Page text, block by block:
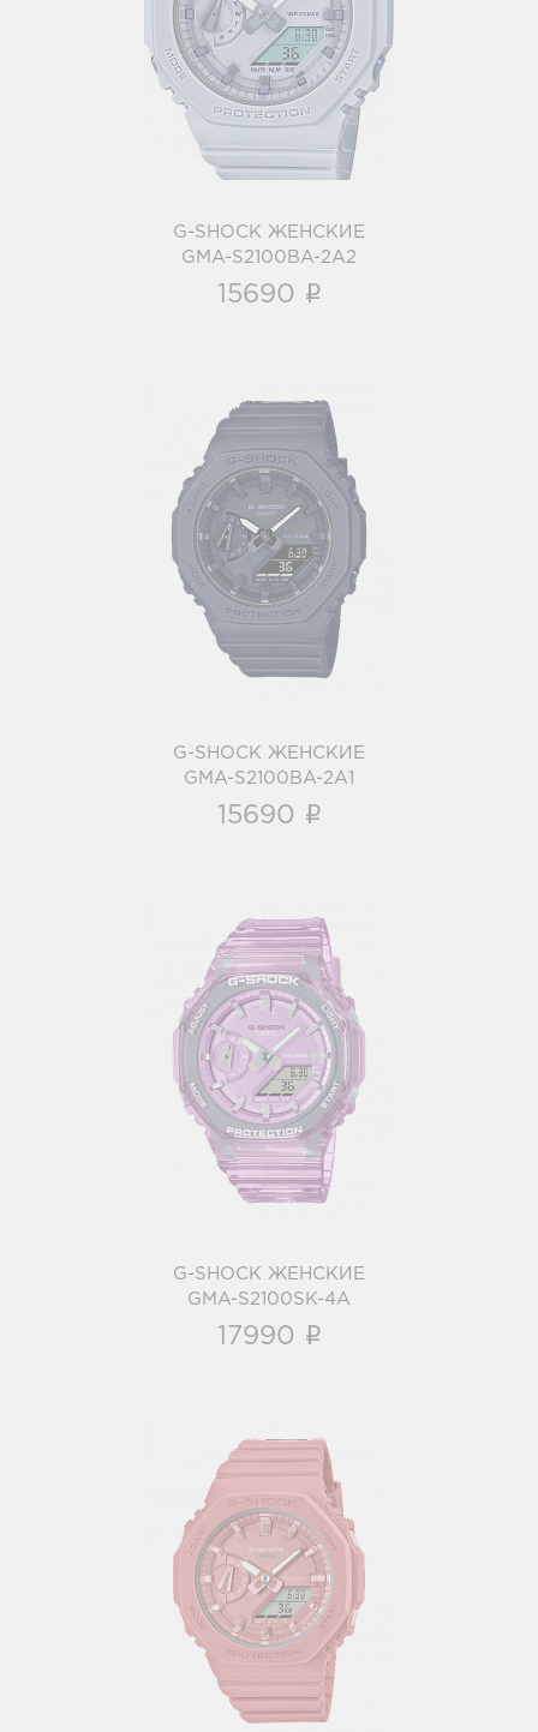
G-SHOCK ЖЕНСКИЕ
GMA-S2100BA-2A2
i
G-SHOCK ЖЕНСКИЕ
GMA-S2100BA-2A2
15690 i
G-SHOCK ЖЕНСКИЕ
GMA-S2100BA-2A1
i
G-SHOCK ЖЕНСКИЕ
GMA-S2100BA-2A1
15690 i
G-SHOCK ЖЕНСКИЕ
GMA-S2100SK-4A
i
G-SHOCK ЖЕНСКИЕ
GMA-S2100SK-4A
17990 i
G-shock
GMA-S2100-4A2
i